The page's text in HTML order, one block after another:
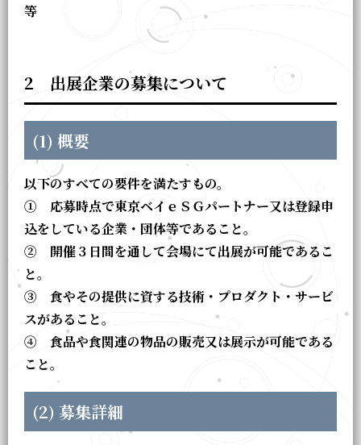
等
2 出展企業の募集について
(1) 概要
以下のすべての要件を満たすもの。
① 応募時点で東京ベイｅＳＧパートナー又は登録申
込をしている企業・団体等であること。
② 開催３日間を通して会場にて出展が可能であるこ
と。
③ 食やその提供に資する技術・プロダクト・サービ
スがあること。
④ 食品や食関連の物品の販売又は展示が可能である
こと。
(2) 募集詳細